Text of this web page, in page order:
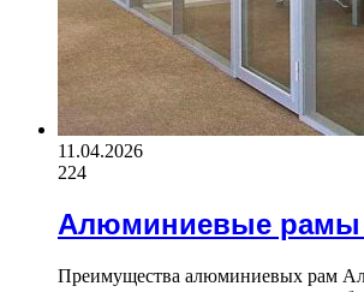
11.04.2026
224
Алюминиевые рамы
Преимущества алюминиевых рам